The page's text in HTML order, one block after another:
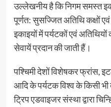
उल्लेखनीय है कि निगम समस्त
पूर्णत: सुसज्जित अतिथि कक्षों
इकाइयों में पर्यटकों एवं अतिथियों
सेवायें प्रदान की जाती हैं।
पश्चिमी देशों विशेषकर फ्रांस,
आदि के पर्यटक विश्व के किसी
ट्रिप एडवाइजर संस्था द्वारा